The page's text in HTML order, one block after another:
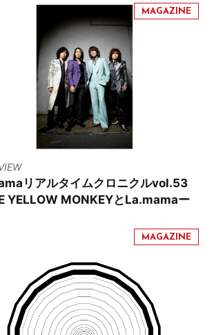
リアルタイムクロニクルvol.53
YELLOW MONKEYとLa.mamaー